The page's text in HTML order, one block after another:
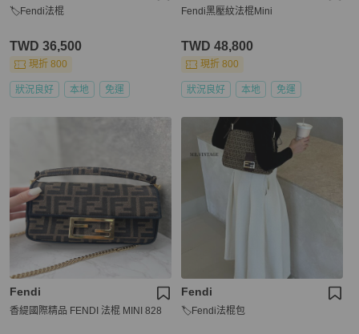
🏷Fendi法棍
TWD 36,500
現折 800
狀況良好 本地 免運
Fendi黑壓紋法棍Mini
TWD 48,800
現折 800
狀況良好 本地 免運
Fendi
香緹國際精品 FENDI 法棍 MINI 828
Fendi
🏷Fendi法棍包